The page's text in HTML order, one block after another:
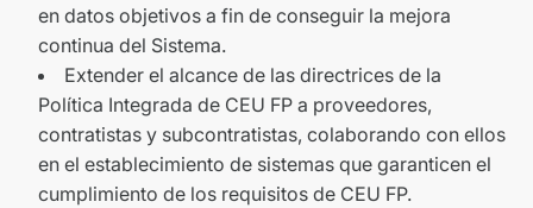
en datos objetivos a fin de conseguir la mejora
continua del Sistema.
Extender el alcance de las directrices de la
Política Integrada de CEU FP a proveedores,
contratistas y subcontratistas, colaborando con ellos
en el establecimiento de sistemas que garanticen el
cumplimiento de los requisitos de CEU FP.